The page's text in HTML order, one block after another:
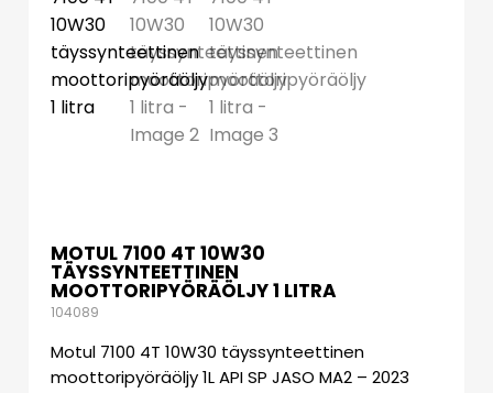
MOTUL 7100 4T 10W30
TÄYSSYNTEETTINEN
MOOTTORIPYÖRÄÖLJY 1 LITRA
104089
Motul 7100 4T 10W30 täyssynteettinen
moottoripyöräöljy 1L API SP JASO MA2 – 2023